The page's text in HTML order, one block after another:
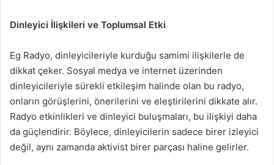
Dinleyici İlişkileri ve Toplumsal Etki
Eg Radyo, dinleyicileriyle kurduğu samimi ilişkilerle de
dikkat çeker. Sosyal medya ve internet üzerinden
dinleyicileriyle sürekli etkileşim halinde olan bu radyo,
onların görüşlerini, önerilerini ve eleştirilerini dikkate alır.
Radyo etkinlikleri ve dinleyici buluşmaları, bu ilişkiyi daha
da güçlendirir. Böylece, dinleyicilerin sadece birer izleyici
değil, aynı zamanda aktivist birer parçası haline gelirler.